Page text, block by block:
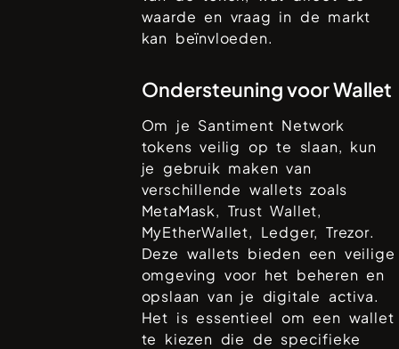
waarde en vraag in de markt
kan beïnvloeden.
Ondersteuning voor Wallet
Om je Santiment Network
tokens veilig op te slaan, kun
je gebruik maken van
verschillende wallets zoals
MetaMask, Trust Wallet,
MyEtherWallet, Ledger, Trezor.
Deze wallets bieden een veilige
omgeving voor het beheren en
opslaan van je digitale activa.
Het is essentieel om een wallet
te kiezen die de specifieke